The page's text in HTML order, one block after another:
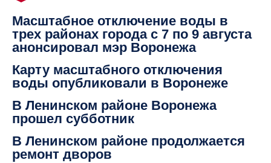
Масштабное отключение воды в
трех районах города с 7 по 9 августа
анонсировал мэр Воронежа
Карту масштабного отключения
воды опубликовали в Воронеже
В Ленинском районе Воронежа
прошел субботник
В Ленинском районе продолжается
ремонт дворов